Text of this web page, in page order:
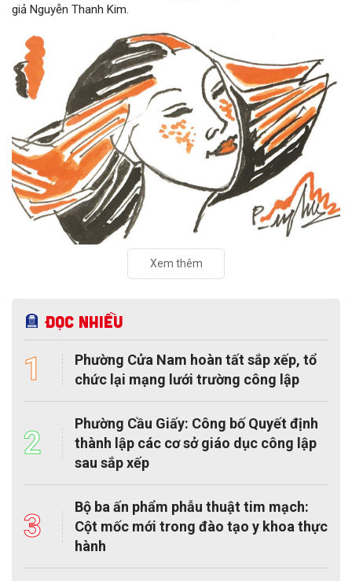
giả Nguyễn Thanh Kim.
Xem thêm
Đọc nhiều
1
Phường Cửa Nam hoàn tất sắp xếp, tổ
chức lại mạng lưới trường công lập
2
Phường Cầu Giấy: Công bố Quyết định
thành lập các cơ sở giáo dục công lập
sau sắp xếp
3
Bộ ba ấn phẩm phẫu thuật tim mạch:
Cột mốc mới trong đào tạo y khoa thực
hành